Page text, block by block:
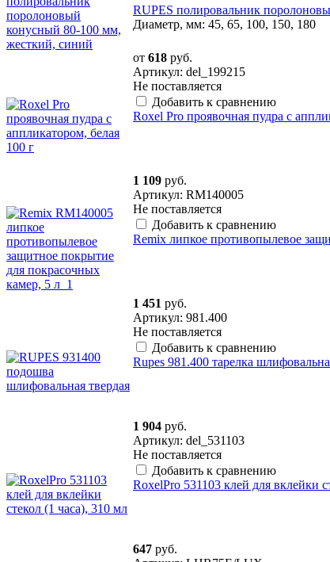
RUPES полировальник
Диаметр, мм: 45, 65, 100, 150, 180
от 618 руб.
Артикул: del_199215
Не поставляется
Добавить к сравнению
Roxel Pro проявочная пудра с
1 109 руб.
Артикул: RM140005
Не поставляется
Добавить к сравнению
Remix липкое противопылевое
1 451 руб.
Артикул: 981.400
Не поставляется
Добавить к сравнению
Rupes 981.400 тарелка
1 904 руб.
Артикул: del_531103
Не поставляется
Добавить к сравнению
RoxelPro 531103 клей для вклейки
647 руб.